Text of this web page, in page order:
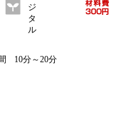
10分～20分